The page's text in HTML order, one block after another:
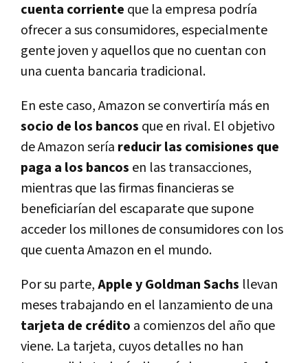
cuenta corriente que la empresa podrí­a
ofrecer a sus consumidores, especialmente
gente joven y aquellos que no cuentan con
una cuenta bancaria tradicional.
En este caso, Amazon se convertirí­a más en
socio de los bancos que en rival. El objetivo
de Amazon serí­a reducir las comisiones que
paga a los bancos en las transacciones,
mientras que las firmas financieras se
beneficiarí­an del escaparate que supone
acceder los millones de consumidores con los
que cuenta Amazon en el mundo.
Por su parte,Apple y Goldman Sachs llevan
meses trabajando en el lanzamiento de una
tarjeta de crédito a comienzos del año que
viene. La tarjeta, cuyos detalles no han